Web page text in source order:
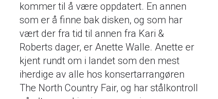
kommer til å være oppdatert. En annen
som er å finne bak disken, og som har
vært der fra tid til annen fra Kari &
Roberts dager, er Anette Walle. Anette er
kjent rundt om i landet som den mest
iherdige av alle hos konsertarrangøren
The North Country Fair, og har stålkontroll